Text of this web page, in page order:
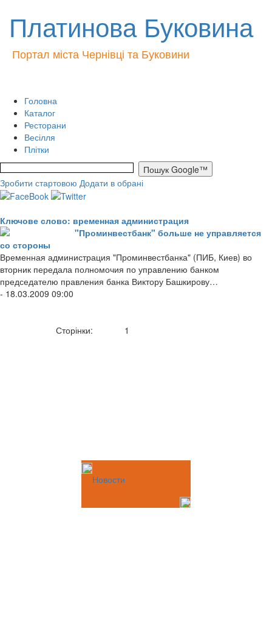
Платинова Буковина
Портал міста Чернівці та Буковини
Головна
Каталог
Ресторани
Весілля
Плітки
Зробити стартовою Додати в обрані
Ключове слово: временная администрация
"Проминвестбанк" больше не управляется
со стороны
Временная администрация "Проминвестбанка" (ПИБ, Киев) во
вторник передала полномочия по управлению банком
председателю правления банка Виктору Башкирову…
- 18.03.2009 09:00
Сторінки: 1
Новости